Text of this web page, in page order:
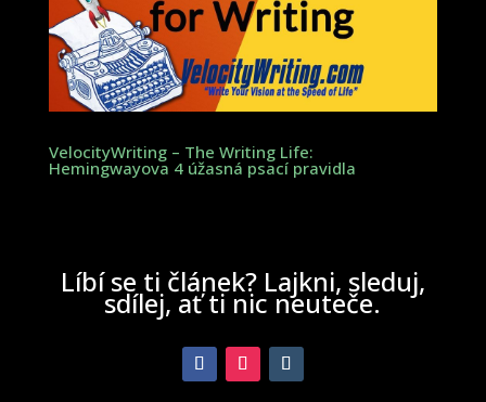
VelocityWriting – The Writing Life:
Hemingwayova 4 úžasná psací pravidla
Líbí se ti článek? Lajkni, sleduj,
sdílej, ať ti nic neuteče.